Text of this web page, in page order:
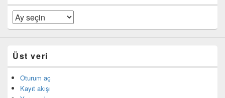
Arşivler
Üst veri
Oturum aç
Kayıt akışı